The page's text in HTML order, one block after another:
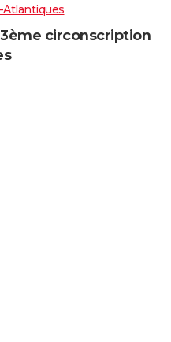
Atlantiques
circonscription